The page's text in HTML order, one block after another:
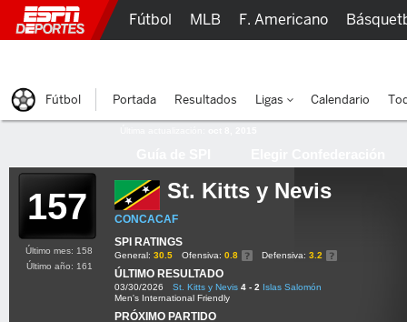
157 St. Kitts y Nevis
CONCACAF
SPI RATINGS
General: 30.5 Ofensiva: 0.8 Defensiva: 3.2
ÚLTIMO RESULTADO
03/30/2026 St. Kitts y Nevis 4 - 2 Islas Salomón
Men's International Friendly
PRÓXIMO PARTIDO
Último mes: 158
Último año: 161
Fútbol MLB F. Americano
Fútbol Portada Resultados Ligas Calendario